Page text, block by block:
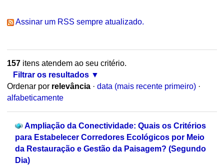
Assinar um RSS sempre atualizado.
157itens atendem ao seu critério.
Filtrar os resultados
Ordenar por relevância · data (mais recente primeiro) ·
alfabeticamente
Ampliação da Conectividade: Quais os Critérios
para Estabelecer Corredores Ecológicos por Meio
da Restauração e Gestão da Paisagem? (Segundo
Dia)